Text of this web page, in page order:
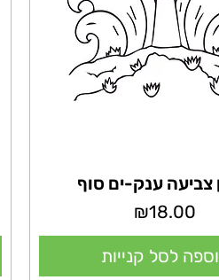
צביעה ענק-ים סוף
מחיר
₪18.00
לסל קנייות